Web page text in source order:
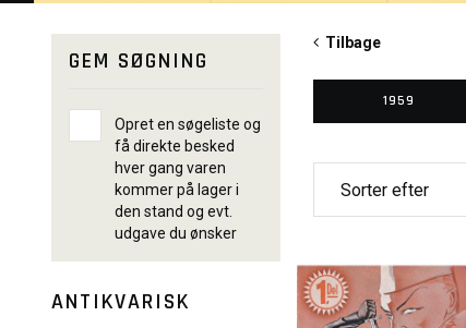
GEM SØGNING
Opret en søgeliste og
få direkte besked
hver gang varen
kommer på lager i
den stand og evt.
udgave du ønsker
ANTIKVARISK
Tilbage
1959